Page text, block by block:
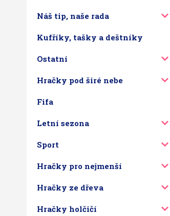
Náš tip, naše rada
Kufříky, tašky a deštníky
Ostatní
Hračky pod širé nebe
Fifa
Letní sezona
Sport
Hračky pro nejmenší
Hračky ze dřeva
Hračky holčičí